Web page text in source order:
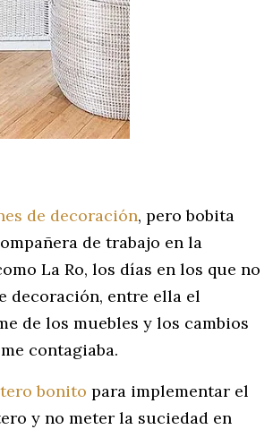
de decoración, pero bobita
de trabajo en la
La Ro, los días en los que no
decoración, entre ella el
de los muebles y los cambios
contagiaba.
bonito para implementar el
y no meter la suciedad en